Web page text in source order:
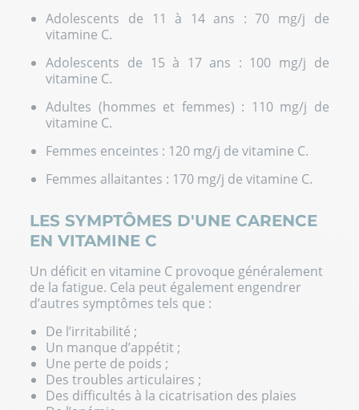
Adolescents de 11 à 14 ans : 70 mg/j de
vitamine C.
Adolescents de 15 à 17 ans : 100 mg/j de
vitamine C.
Adultes (hommes et femmes) : 110 mg/j de
vitamine C.
Femmes enceintes : 120 mg/j de vitamine C.
Femmes allaitantes : 170 mg/j de vitamine C.
LES SYMPTÔMES D'UNE CARENCE
EN VITAMINE C
Un déficit en vitamine C provoque généralement
de la fatigue. Cela peut également engendrer
d’autres symptômes tels que :
De l’irritabilité ;
Un manque d’appétit ;
Une perte de poids ;
Des troubles articulaires ;
Des difficultés à la cicatrisation des plaies